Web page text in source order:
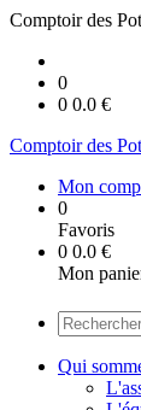
Comptoir des
0
0 0.0 €
Comptoir des
Mon
0
Favoris
0 0.0 €
Mon
Qui